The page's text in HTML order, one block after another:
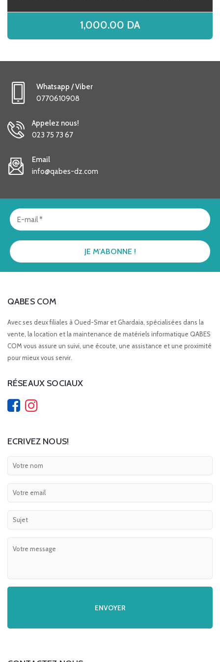
1,000.00 DA
Whatsapp / Viber
0770610908
Appelez nous!
023 75 73 67
Email
info@qabes-dz.com
QABES COM
Avec ses deux filiales à Oued-Smar et Ghardaia, spécialisées dans la
vente, la location et la maintenance de matériels informatique QABES
COM vous assure un suivi, une écoute, une assistance et une proximité
pour mieux vous servir.
RÉSEAUX SOCIAUX
ECRIVEZ NOUS!